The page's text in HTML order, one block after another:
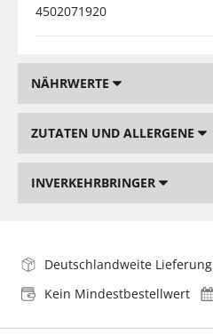
4502071920
NÄHRWERTE
ZUTATEN UND ALLERGENE
INVERKEHRBRINGER
Deutschlandweite Lieferung
Kein Mindestbestellwert